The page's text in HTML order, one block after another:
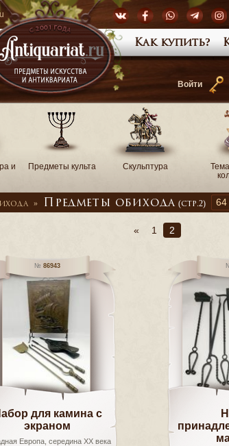
Войти
Как купить?
и
Предметы культа Скульптура
» Предметы обихода (стр.2) 64
« 1 2
86943
для камина с
экраном
Европа, середина XX века